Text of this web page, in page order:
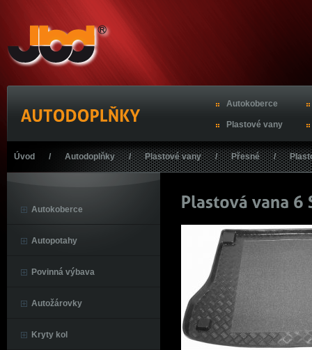
Autokoberce
Plastové vany
Úvod / Autodoplňky / Plastové vany / Přesné /
Autokoberce
Autopotahy
Povinná výbava
Autožárovky
Kryty kol